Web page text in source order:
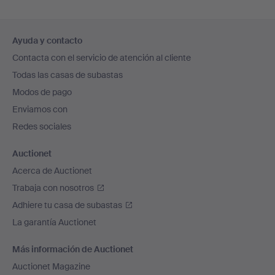
en
el
pie
de
página
Ayuda y contacto
Contacta con el servicio de atención al cliente
Todas las casas de subastas
Modos de pago
Enviamos con
Redes sociales
Auctionet
Acerca de Auctionet
Trabaja con nosotros
Adhiere tu casa de subastas
La garantía Auctionet
Más información de Auctionet
Auctionet Magazine